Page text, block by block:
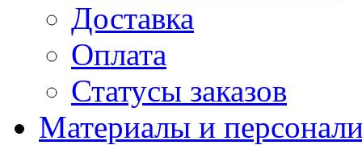
Доставка
Оплата
Статусы заказов
Материалы и